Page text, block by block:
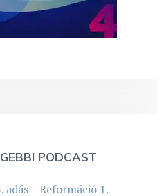
PODCAST
– Reformáció 1. –